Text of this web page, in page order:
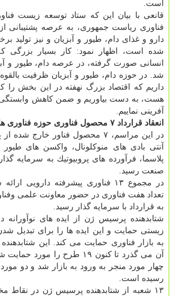
است.
قانعی با بیان این كه ستاد توسعه زیست
فناوری ریاست جمهوری، به عرصه پشتیبانی از
دارو و غذای دام، طیور و آبزیان و نیز تولید
شده است، اظهار نمود: كار بسیار بزرگی
انسانی صورت گرفته، در عرصه دام، طیور و
شد. در حوزه دام، طیور و آبزیان ظرفیت
داریم كه اقتصاد بزرگ نهفته در این بخش
هست، به دست بیاوریم و ضمن كاهش وابستگی
آفرینی نماییم.
انعقاد قرارداد ۷ محصول فناوری حوزه فناوری های زیستی
در این مراسم، ۷ محصول فناور
آنتی بادی های منوكلونال، واكسن های
پلاسما، فرآورده های پروبیوتیك به
صنعت رسید.
در مجموع ۱۳ فناوری پیشرفته دارویی
تعداد هفت فناوری در حضور معاونت علمی
به قرارداد با سرمایه گذار رسید.
شتابدهنده پرسیس ژن از ایده های نوآورانه
زیستی حمایت و این ایده ها را برای تبدیل
به بازار فناوری حمایت می كند. این
آن می گذرد تا كنون ۱۹ طرح را
چهار مورد منجر به ورود به بازار شد و دو مورد
رسیده است.
۱۳ شعبه از شتابدهنده پرسیس ژن در نقاط